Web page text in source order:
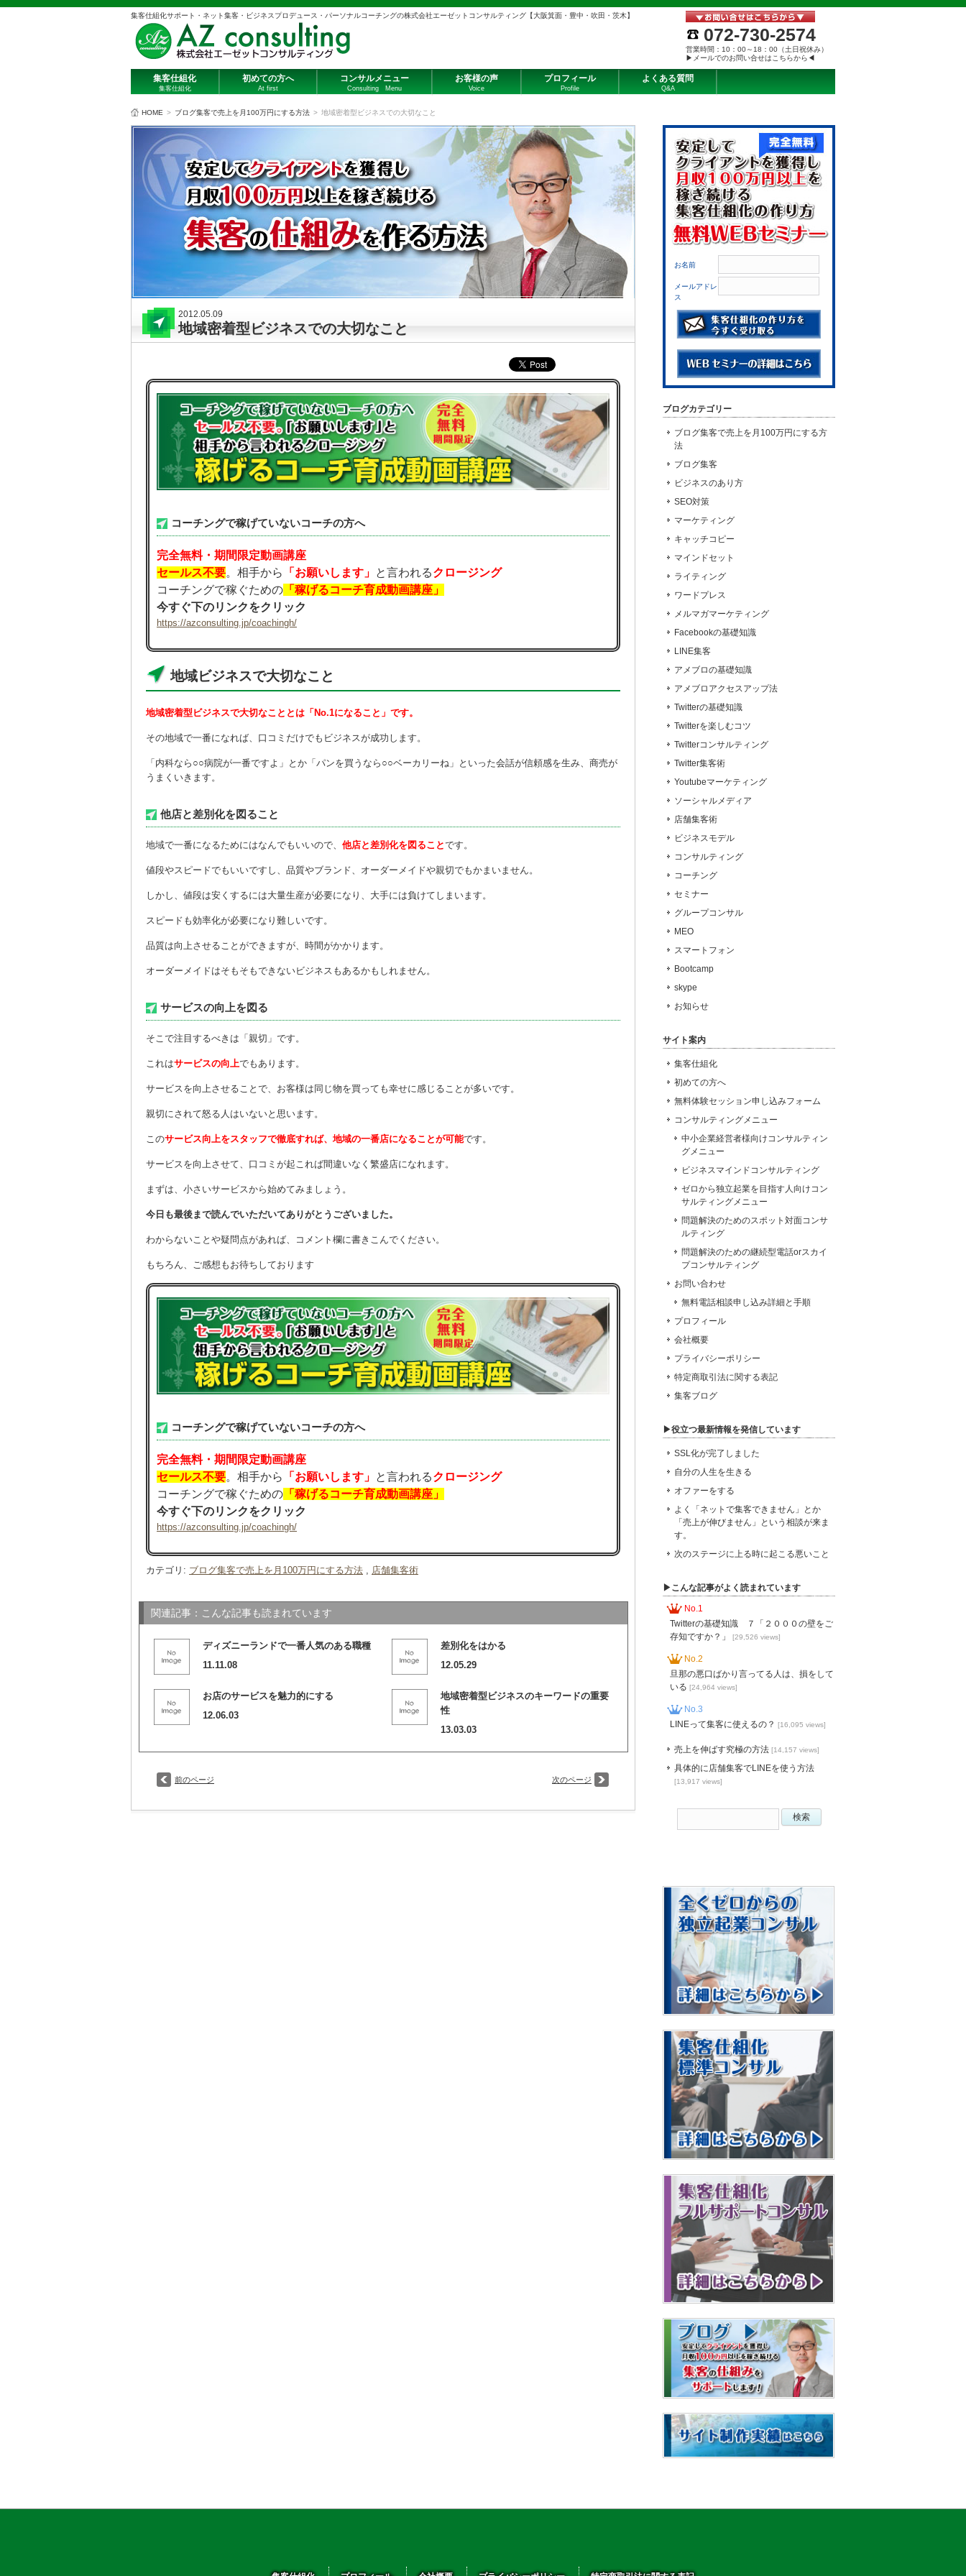
集客仕組化サポート・ネット集客・ビジネスプロデュース・パーソナルコーチングの株式会社エーゼットコンサルティング【大阪箕面・豊中・吹田・茨木】
072-730-2574
営業時間：10：00～18：00（土日祝休み）
▶メールでのお問い合せはこちらから◀
集客仕組化
集客仕組化
初めての方へ
At first
コンサルメニュー
Consulting Menu
お客様の声
Voice
プロフィール
Profile
よくある質問
Q&A
HOME > ブログ集客で売上を月100万円にする方法 > 地域密着型ビジネスでの大切なこと
2012.05.09
地域密着型ビジネスでの大切なこと
コーチングで稼げていないコーチの方へ
完全無料・期間限定動画講座
セールス不要。相手から 「お願いします」 と言われるクロージング
コーチングで稼ぐための 「稼げるコーチ育成動画講座」
今すぐ下のリンクをクリック
https://azconsulting.jp/coachingh/
地域ビジネスで大切なこと
地域密着型ビジネスで大切なこととは「No.1になること」です。
その地域で一番になれば、口コミだけでもビジネスが成功します。
「内科なら○○病院が一番ですよ」とか「パンを買うなら○○ベーカリーね」といった会話が信頼感を生み、商売が
うまくいきます。
他店と差別化を図ること
地域で一番になるためにはなんでもいいので、 他店と差別化を図ることです。
値段やスピードでもいいですし、品質やブランド、オーダーメイドや親切でもかまいません。
しかし、値段は安くするには大量生産が必要になり、大手には負けてしまいます。
スピードも効率化が必要になり難しいです。
品質は向上させることができますが、時間がかかります。
オーダーメイドはそもそもできないビジネスもあるかもしれません。
サービスの向上を図る
そこで注目するべきは「親切」です。
これはサービスの向上でもあります。
サービスを向上させることで、お客様は同じ物を買っても幸せに感じることが多いです。
親切にされて怒る人はいないと思います。
このサービス向上をスタッフで徹底すれば、地域の一番店になることが可能です。
サービスを向上させて、口コミが起これば間違いなく繁盛店になれます。
まずは、小さいサービスから始めてみましょう。
今日も最後まで読んでいただいてありがとうございました。
わからないことや疑問点があれば、コメント欄に書きこんでください。
もちろん、ご感想もお待ちしております
コーチングで稼げていないコーチの方へ
完全無料・期間限定動画講座
セールス不要。相手から 「お願いします」 と言われるクロージング
コーチングで稼ぐための 「稼げるコーチ育成動画講座」
今すぐ下のリンクをクリック
https://azconsulting.jp/coachingh/
カテゴリ : ブログ集客で売上を月100万円にする方法 , 店舗集客術
関連記事：こんな記事も読まれています
ディズニーランドで一番人気のある職種
11.11.08
差別化をはかる
12.05.29
お店のサービスを魅力的にする
12.06.03
地域密着型ビジネスのキーワードの重要
性
13.03.03
前のページ 次のページ
お名前
メールアドレ
ス
ブログカテゴリー
ブログ集客で売上を月100万円にする方
法
ブログ集客
ビジネスのあり方
SEO対策
マーケティング
キャッチコピー
マインドセット
ライティング
ワードプレス
メルマガマーケティング
Facebookの基礎知識
LINE集客
アメブロの基礎知識
アメブロアクセスアップ法
Twitterの基礎知識
Twitterを楽しむコツ
Twitterコンサルティング
Twitter集客術
Youtubeマーケティング
ソーシャルメディア
店舗集客術
ビジネスモデル
コンサルティング
コーチング
セミナー
グループコンサル
MEO
スマートフォン
Bootcamp
skype
お知らせ
サイト案内
集客仕組化
初めての方へ
無料体験セッション申し込みフォーム
コンサルティングメニュー
中小企業経営者様向けコンサルティン
グメニュー
ビジネスマインドコンサルティング
ゼロから独立起業を目指す人向けコン
サルティングメニュー
問題解決のためのスポット対面コンサ
ルティング
問題解決のための継続型電話orスカイ
プコンサルティング
お問い合わせ
無料電話相談申し込み詳細と手順
プロフィール
会社概要
プライバシーポリシー
特定商取引法に関する表記
集客ブログ
▶役立つ最新情報を発信しています
SSL化が完了しました
自分の人生を生きる
オファーをする
よく「ネットで集客できません」とか
「売上が伸びません」という相談が来ま
す。
次のステージに上る時に起こる悪いこと
▶こんな記事がよく読まれています
No.1
Twitterの基礎知識 ７「２０００の壁をご
存知ですか？」
[29,526 views]
No.2
旦那の悪口ばかり言ってる人は、損をして
いる [24,964 views]
No.3
LINEって集客に使えるの？ [16,095 views]
売上を伸ばす究極の方法 [14,157 views]
具体的に店舗集客でLINEを使う方法
[13,917 views]